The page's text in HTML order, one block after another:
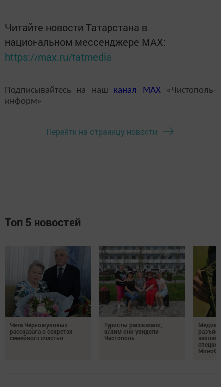
Читайте новости Татарстана в
национальном мессенджере MАХ:
https://max.ru/tatmedia
Подписывайтесь на наш канал MAX«Чистополь-
информ»
Перейти на страницу новости
Топ 5 новостей
Чета Черножуковых
рассказала о секретах
семейного счастья
Туристы рассказали,
каким они увидели
Чистополь